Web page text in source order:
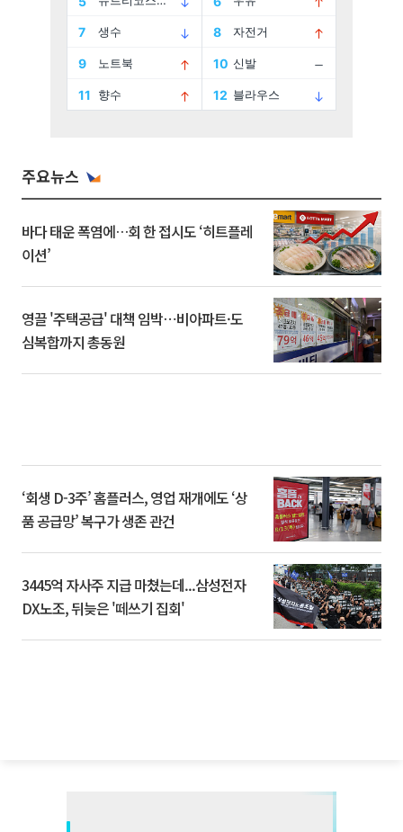
주요뉴스
바다 태운 폭염에…회 한 접시도 ‘히트플레
이션’
영끌 '주택공급' 대책 임박⋯비아파트·도
심복합까지 총동원
‘회생 D-3주’ 홈플러스, 영업 재개에도 ‘상
품 공급망’ 복구가 생존 관건
3445억 자사주 지급 마쳤는데...삼성전자
DX노조, 뒤늦은 '떼쓰기 집회'